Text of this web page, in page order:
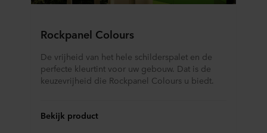
Rockpanel Colours
De vrijheid van het hele schilderspalet en de
perfecte kleurtint voor uw gebouw. Dat is de
keuzevrijheid die Rockpanel Colours u biedt.
Bekijk product